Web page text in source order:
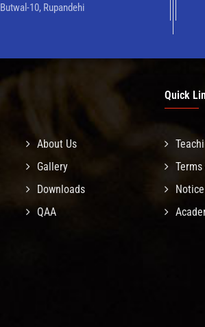
Butwal-10, Rupandehi
About Us
Gallery
Downloads
QAA
Quick
Notice